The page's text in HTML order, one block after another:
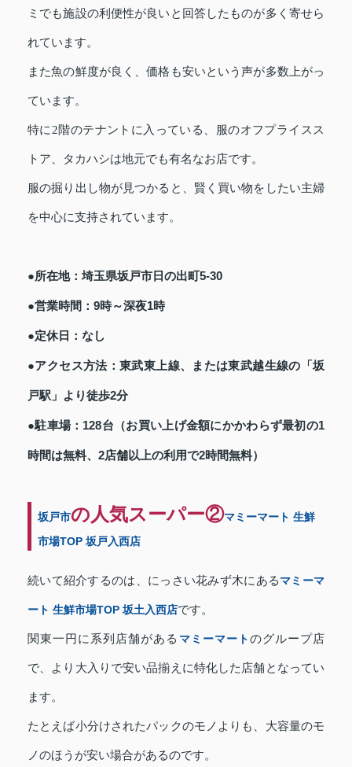
ミでも施設の利便性が良いと回答したものが多く寄せら
れています。
また魚の鮮度が良く、価格も安いという声が多数上がっ
ています。
特に2階のテナントに入っている、服のオフプライスス
トア、タカハシは地元でも有名なお店です。
服の掘り出し物が見つかると、賢く買い物をしたい主婦
を中心に支持されています。
●所在地：埼玉県坂戸市日の出町5-30
●営業時間：9時～深夜1時
●定休日：なし
●アクセス方法：東武東上線、または東武越生線の「坂
戸駅」より徒歩2分
●駐車場：128台（お買い上げ金額にかかわらず最初の1
時間は無料、2店舗以上の利用で2時間無料）
坂戸市の人気スーパー②マミーマート 生鮮
市場TOP 坂戸入西店
続いて紹介するのは、にっさい花みず木にあるマミーマ
ート 生鮮市場TOP 坂土入西店です。
関東一円に系列店舗がある マミーマートのグループ店
で、より大入りで安い品揃えに特化した店舗となってい
ます。
たとえば小分けされたパックのモノよりも、大容量のモ
ノのほうが安い場合があるのです。